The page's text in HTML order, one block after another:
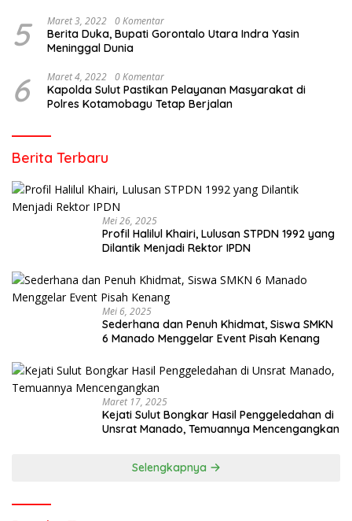
5 Maret 3, 2022 0 Komentar
Berita Duka, Bupati Gorontalo Utara Indra Yasin
Meninggal Dunia
6 Maret 4, 2022 0 Komentar
Kapolda Sulut Pastikan Pelayanan Masyarakat di
Polres Kotamobagu Tetap Berjalan
Berita Terbaru
Mei 26, 2025
Profil Halilul Khairi, Lulusan STPDN 1992 yang
Dilantik Menjadi Rektor IPDN
Mei 6, 2025
Sederhana dan Penuh Khidmat, Siswa SMKN
6 Manado Menggelar Event Pisah Kenang
Maret 17, 2025
Kejati Sulut Bongkar Hasil Penggeledahan di
Unsrat Manado, Temuannya Mencengangkan
Selengkapnya